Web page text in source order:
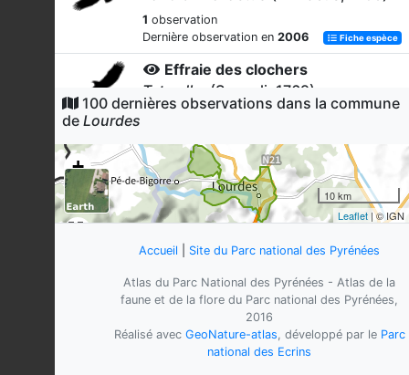
1 observation
Dernière observation en 2006 Fiche espèce
Effraie des clochers
Tyto alba
(Scopoli, 1769)
Engoulevent d'Europe
Caprimulgus europaeusLinnaeus,
1758
Dernière observation en2011 Fiche espèce
Torcol fourmilier
Jynx torquillaLinnaeus, 1758
Dernière observation en2022 Fiche espèce
100 dernières observations dans la commune
de Lourdes
+
10 km
Leaflet | © IGN
Accueil Site du Parc national des Pyrénées
Atlas du Parc National des Pyrénées - Atlas de la
faune et de la flore du Parc national des Pyrénées,
2016
Réalisé avec GeoNature-atlas, développé par le Parc
national des Ecrins